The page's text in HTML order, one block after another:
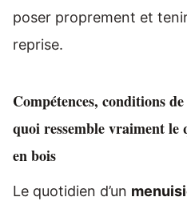
poser proprement et
reprise.
Compétences, conditions
quoi ressemble vraiment
en bois
Le quotidien d’un